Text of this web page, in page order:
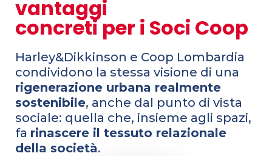
vantaggi
concreti per i Soci Coop
Harley&Dikkinson e Coop Lombardia
condividono la stessa visione di una
rigenerazione urbana realmente
sostenibile, anche dal punto di vista
sociale: quella che, insieme agli spazi,
fa rinascere il tessuto relazionale
della società.